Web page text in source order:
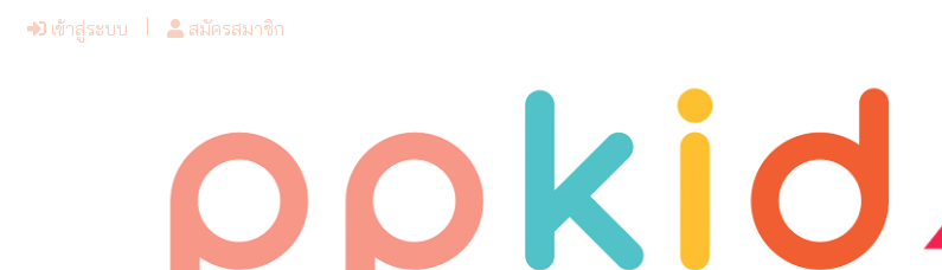
เข้าสู่ระบบ สมัครสมาชิก